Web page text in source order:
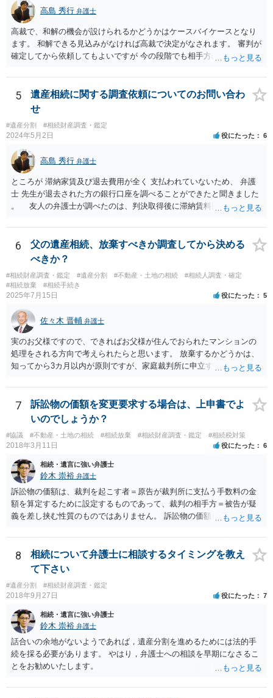
すが、現代では、各々が自由に価格設定をしていますので、特に相場
はお示しできません。ただし、かつて日本弁護士連合会が設けていた
報酬基準を踏まえて価格設定している弁護士は一定数いると思います
ので、それが一応の目安となるでしょう。
高島 秀行 弁護士
高裁で、和解の機会が設けられるかどうかはケースバイケースとなり
ます。 和解できる見込みがなければ高裁で決定がなされます。 審判が
確定してから依頼してもよいですが 今の段階でも相手方の連絡が迷惑
5
遺産相続に関する調査依頼についてのお問い合わ
せ
#遺産分割 #相続財産調査・鑑定
2024年5月2日 役にたった 6
高島 秀行 弁護士
ところが 滞納家賃及び退去費用が全く 支払われていないため、 弁護
士 先生が退去された方の銀行口座を調べることができたと聞きました
。 友人の弁護士が調べたのは、判決取得後に滞納賃料回収のため
預金の入出金履歴を調べたわけではありません。 残念ながら、事案
や目的も異なりますし、開示の内容も異なります。
6
父の遺産相続、放棄すべきか調査してから決める
べきか？
#相続財産調査・鑑定 #遺産分割 #不動産・土地の相続
#相続人調査・確定
#相続放棄
#相続手続き
2025年7月15日 役にたった 5
佐々木 晋輔 弁護士
実のお父様ですので、できればお父様が住んでおられたマンションの
処理をされる方向で考えられたらと思います。 放棄するかどうかは、
知ってから3カ月以内が原則ですが、家庭裁判所に申立すれば3カ月の
放棄するかどうか決めることができます。 銀行やサラ金が数年も放置
することはありませんので、数年後に借金が発見される可能性はほぼ
ありません。 なお、私が扱った相続放棄を検討していた案件で、期間
伸長して調査したところ、サラ金に対する過払金など相当な財産が見
つかったため相続したという事例がありました。
7
訴訟物の価額を変更要求する場合は、上申書でよ
いのでしょうか？
#協議 #不動産・土地の相続 #相続放棄 #相続財産調査・鑑定 #相続税対策
2018年3月11日 役にたった 6
相続・遺言に強い弁護士
鈴木 崇裕 弁護士
訴訟物の価額は、裁判を起こす者＝原告が裁判所に支払う手数料の金
額を算定するために設定するものであって、裁判の相手方＝被告が疑
義を差し挟む性質のものではありません。 訴訟物の価額自体が裁判の
したとしても、変更されることはありません。
8
相続について弁護士に相談するタイミングを教え
て下さい
#遺産分割 #相続財産調査・鑑定
2018年9月27日 役にたった 7
相続・遺言に強い弁護士
鈴木 崇裕 弁護士
話合いの余地がないようであれば，遺産分割を進めるためには法的手
続を採る必要があります。 やはり，弁護士への相談を早期になさるこ
とをお勧めいたします。